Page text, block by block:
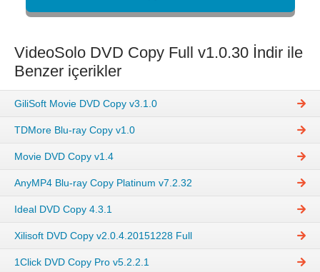
VideoSolo DVD Copy Full v1.0.30 İndir ile
Benzer içerikler
GiliSoft Movie DVD Copy v3.1.0
TDMore Blu-ray Copy v1.0
Movie DVD Copy v1.4
AnyMP4 Blu-ray Copy Platinum v7.2.32
Ideal DVD Copy 4.3.1
Xilisoft DVD Copy v2.0.4.20151228 Full
1Click DVD Copy Pro v5.2.2.1